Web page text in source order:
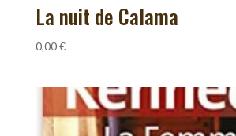
La nuit de Calama
0,00€